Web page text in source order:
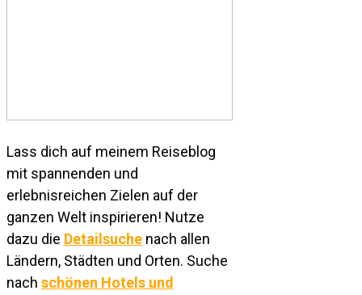
Lass dich auf meinem Reiseblog
mit spannenden und
erlebnisreichen Zielen auf der
ganzen Welt inspirieren! Nutze
dazu die Detailsuche nach allen
Ländern, Städten und Orten. Suche
nach schönen Hotels und